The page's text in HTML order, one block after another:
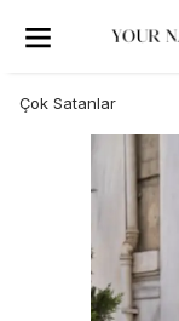
Çok Satanlar